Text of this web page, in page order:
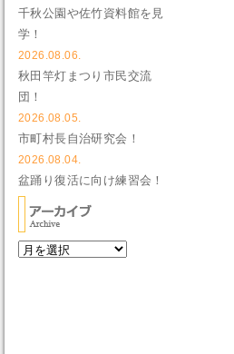
千秋公園や佐竹資料館を見
学！
2026.08.06.
秋田竿灯まつり市民交流
団！
2026.08.05.
市町村長自治研究会！
2026.08.04.
盆踊り復活に向け練習会！